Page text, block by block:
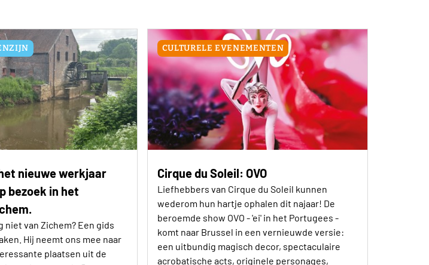
nieuwe werkjaar
bezoek in het
niet van Zichem? Een gids
Hij neemt ons mee naar
plaatsen uit de
CULTURELE EVENEMENTEN
Cirque du Soleil: OVO
Liefhebbers van Cirque du Soleil kunnen
wederom hun hartje ophalen dit najaar! De
beroemde show OVO - 'ei' in het Portugees -
komt naar Brussel in een vernieuwde versie:
een uitbundig magisch decor, spectaculaire
acrobatische acts, originele personages,